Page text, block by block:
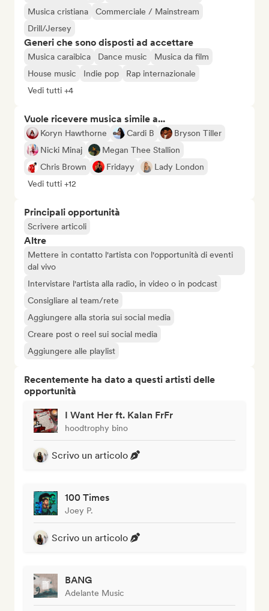
Musica cristiana
Commerciale / Mainstream
Drill/Jersey
Generi che sono disposti ad accettare
Musica caraibica Dance music
Musica da film
House music
Indie pop
Rap internazionale
Vedi tutti +4
Vuole ricevere musica simile a...
Koryn Hawthorne Cardi B
Bryson Tiller
Nicki Minaj
Megan Thee Stallion
Chris Brown
Fridayy
Lady London
Vedi tutti +12
Principali opportunità
Scrivere articoli
Altre
Mettere in contatto l'artista con l'opportunità di eventi
dal vivo
Intervistare l'artista alla radio, in video o in podcast
Consigliare al team/rete
Aggiungere alla storia sui social media
Creare post o reel sui social media
Aggiungere alle playlist
Recentemente ha dato a questi artisti delle
opportunità
I Want Her ft. Kalan FrFr
hoodtrophy bino
Scrivo un articolo
100 Times
Joey P.
Scrivo un articolo
BANG
Adelante Music